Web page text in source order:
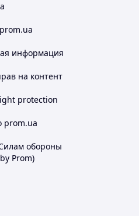
информация
на контент
protection
prom.ua
обороны
Prom)